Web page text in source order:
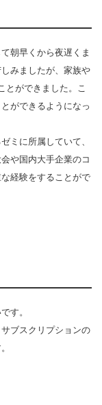
朝早くから夜遅くま
みましたが、家族や
とができました。こ
ができるようになっ
ミに所属していて、
や国内大手企業のコ
経験をすることがで
す。
ブスクリプションの